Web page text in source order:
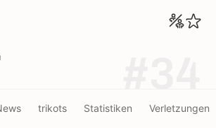
trikots Statistiken Verletzungen